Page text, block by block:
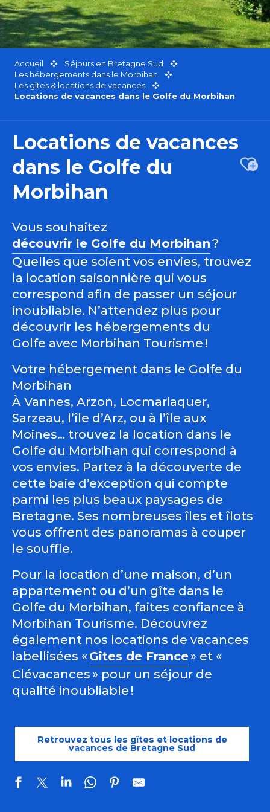
Accueil
Séjours en Bretagne Sud
Les hébergements dans le Morbihan
Les gîtes & locations de vacances
Locations de vacances dans le Golfe du Morbihan
Locations de vacances
dans le Golfe du
Morbihan
Vous souhaitez
découvrir le Golfe du Morbihan?
Quelles que soient vos envies, trouvez
la location saisonnière qui vous
correspond afin de passer un séjour
inoubliable. N’attendez plus pour
découvrir les hébergements du
Golfe avec Morbihan Tourisme !
Votre hébergement dans le Golfe du
Morbihan
À Vannes, Arzon, Locmariaquer,
Sarzeau, l’île d’Arz, ou à l’île aux
Moines… trouvez la location dans le
Golfe du Morbihan qui correspond à
vos envies. Partez à la découverte de
cette baie d’exception qui compte
parmi les plus beaux paysages de
Bretagne. Ses nombreuses îles et îlots
vous offrent des panoramas à couper
le souffle.
Pour la location d’une maison, d’un
appartement ou d’un gîte dans le
Golfe du Morbihan, faites confiance à
Morbihan Tourisme. Découvrez
également nos locations de vacances
labellisées «Gîtes de France» et «
Clévacances » pour un séjour de
qualité inoubliable !
Retrouvez tous les gîtes et locations de
vacances de Bretagne Sud